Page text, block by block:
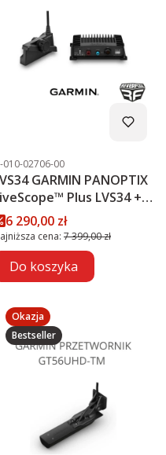
aplikacja activecaptain
active captain
echosondy
produktu
010-02706-00
GARMIN PANOPTIX
Plus LVS34 +
GLS 10™
Cena promocyjna
6 290,00 zł
cena: 7 399,00 zł
Do koszyka
Okazja
Bestseller